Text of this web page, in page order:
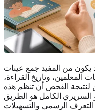
يكون من المفيد جمع عينات
المعلمين، وتاريخ القراءة،
الفحص أن تنظم هذه
السريري الكامل هو الطريق